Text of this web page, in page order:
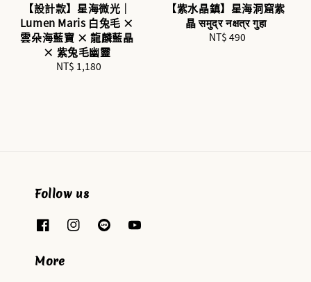
【設計款】星海微光｜
Lumen Maris 白兔毛 ×
雲朵海藍寶 × 龍麟藍晶
× 紫兔毛幽靈
Regular
NT$ 1,180
【紫水晶鎮】星海洞窟紫
晶 समुद्र नक्षत्र गुहा
Regular
NT$ 490
Follow us
More